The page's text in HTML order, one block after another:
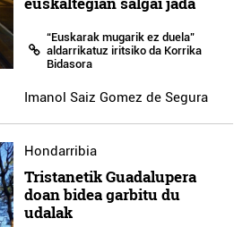
“Euskarak mugarik ez duela”
aldarrikatuz iritsiko da Korrika
Bidasora
Imanol Saiz Gomez de Segura
Hondarribia
Tristanetik Guadalupera
doan bidea garbitu du
udalak